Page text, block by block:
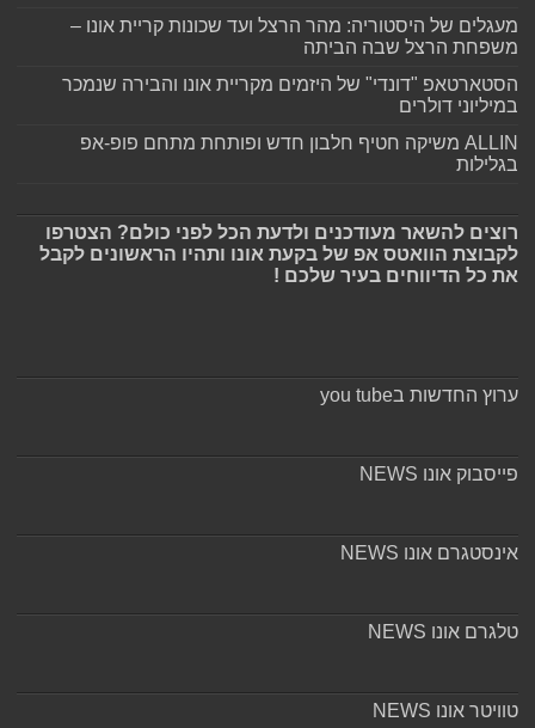
מעגלים של היסטוריה: מהר הרצל ועד שכונות קריית אונו –
משפחת הרצל שבה הביתה
הסטארטאפ "דונדי" של היזמים מקריית אונו והבירה שנמכר
במיליוני דולרים
ALLIN משיקה חטיף חלבון חדש ופותחת מתחם פופ-אפ
בגלילות
רוצים להשאר מעודכנים ולדעת הכל לפני כולם? הצטרפו
לקבוצת הוואטס אפ של בקעת אונו ותהיו הראשונים לקבל
את כל הדיווחים בעיר שלכם !
ערוץ החדשות בyou tube
פייסבוק אונו NEWS
אינסטגרם אונו NEWS
טלגרם אונו NEWS
טוויטר אונו NEWS